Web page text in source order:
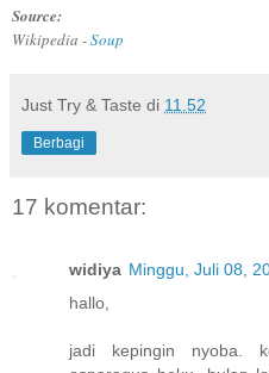
Source:
Wikipedia -Soup
Just Try & Taste di 11.52
Berbagi
17 komentar:
widiya Minggu, Juli 08,
hallo,
jadi kepingin nyoba.